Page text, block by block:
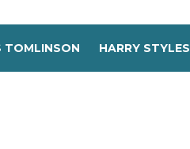
TOMLINSON HARRY STYLES